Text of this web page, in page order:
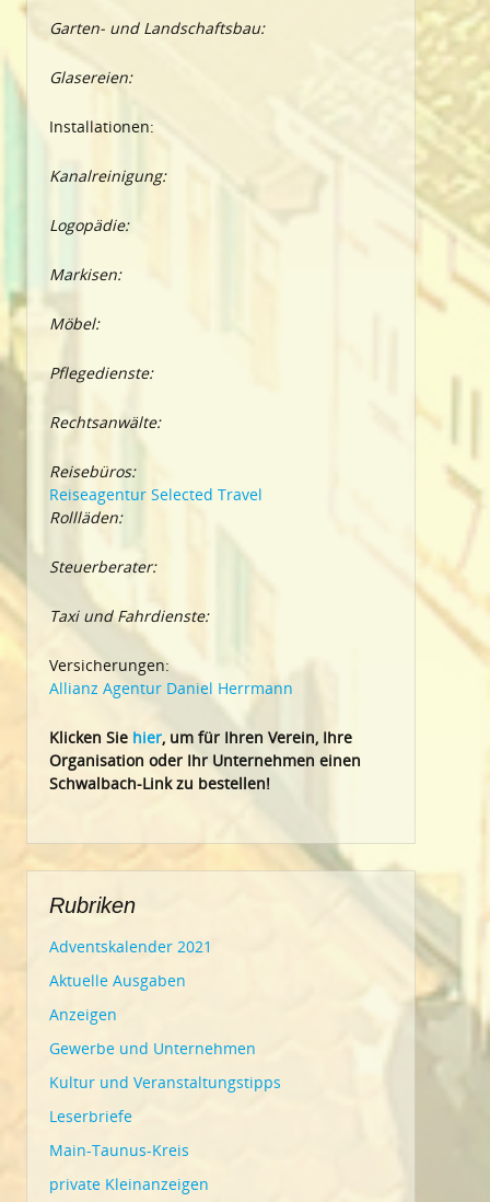
Garten- und Landschaftsbau:
Glasereien:
Installationen:
Kanalreinigung:
Logopädie:
Markisen:
Möbel:
Pflegedienste:
Rechtsanwälte:
Reisebüros:
Reiseagentur Selected Travel
Rollläden:
Steuerberater:
Taxi und Fahrdienste:
Versicherungen:
Allianz Agentur Daniel Herrmann
Klicken Sie hier, um für Ihren Verein, Ihre
Organisation oder Ihr Unternehmen einen
Schwalbach-Link zu bestellen!
Rubriken
Adventskalender 2021
Aktuelle Ausgaben
Anzeigen
Gewerbe und Unternehmen
Kultur und Veranstaltungstipps
Leserbriefe
Main-Taunus-Kreis
private Kleinanzeigen